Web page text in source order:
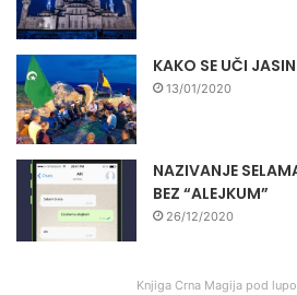
KAKO SE UČI
13/01/2020
NAZIVANJE
BEZ “ALEJKUM”
26/12/2020
Knjiga Crna Magija pod